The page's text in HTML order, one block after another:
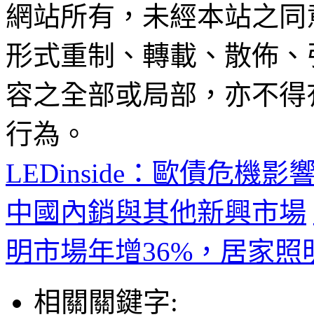
網站所有，未經本站之
形式重制、轉載、散佈
容之全部或局部，亦不
行為。
LEDinside：歐債危機影
中國內銷與其他新興市場
明市場年增36%，居家
相關關鍵字: